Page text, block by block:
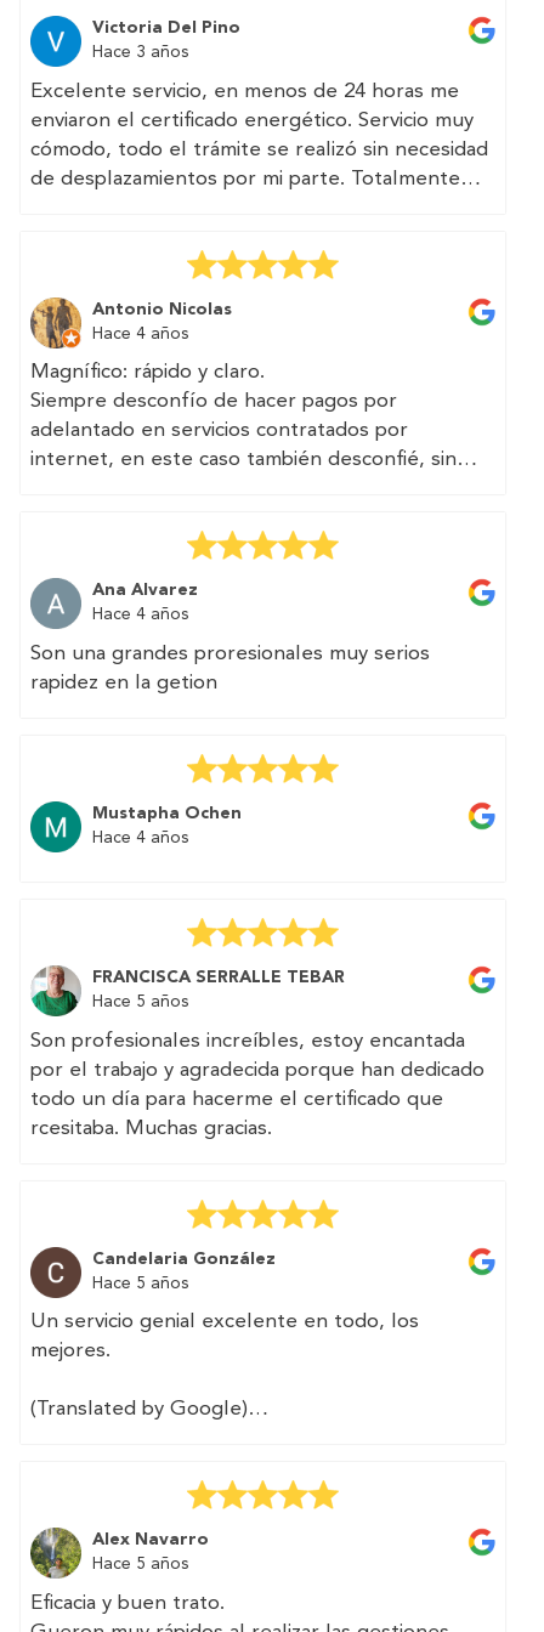
llegan a pedirte 250€.
Todo rápido, transparente, sin trampa, con un
teléfono y un correo accesible. He visto que
TRAMITAN multitud de documentos,
certificados, informes técnicos relacionados con
la vivienda y la edificabilidad. Seguro que en el
Excelente servicio. Página web muy clara y bien
diseñada. Asesoría acertada — especialmente
para quien vive fuera del país y no está
familiarizado con la burocracia española.
Recomendado.
Victoria Del Pino
Hace 3 años
Excelente servicio, en menos de 24 horas me
enviaron el certificado energético. Servicio muy
cómodo, todo el trámite se realizó sin necesidad
de desplazamientos por mi parte. Totalmente
(Translated by Google)
Excellent service, in less than 24 hours they
sent me the energy certificate. Very comfortable
service, the entire procedure was carried out
without the need for travel on my part. Totally
recommended.
Antonio Nicolas
Hace 4 años
Magnífico: rápido y claro.
Siempre desconfío de hacer pagos por
adelantado en servicios contratados por
internet, en este caso también desconfié, sin
Muchas gracias por vuestra excelente atención.
Ana Alvarez
Hace 4 años
Son una grandes proresionales muy serios
rapidez en la getion
Mustapha Ochen
Hace 4 años
FRANCISCA SERRALLE TEBAR
Hace 5 años
Son profesionales increíbles, estoy encantada
por el trabajo y agradecida porque han dedicado
todo un día para hacerme el certificado que
rcesitaba. Muchas gracias.
Candelaria González
Hace 5 años
Un servicio genial excelente en todo, los
mejores.
(Translated by Google)
Alex Navarro
Hace 5 años
Eficacia y buen trato.